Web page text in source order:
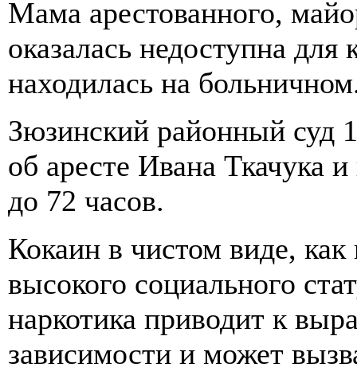
Мама арестованного,
оказалась недоступна
находилась на
Зюзинский районный суд
об аресте Ивана Ткачука
до 72 часов.
Кокаин в чистом виде,
высокого социального
наркотика приводит к
зависимости и может